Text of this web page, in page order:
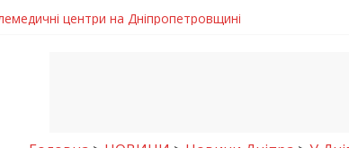
центри на Дніпропетровщині
досліджують місце розташування легендарного
шанс на власне житло
важлива правильна комунікація